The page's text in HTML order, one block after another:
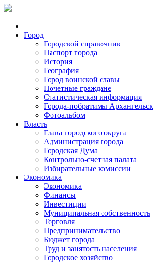
Город
Городской справочник
Паспорт города
История
География
Город воинской славы
Почетные граждане
Статистическая информация
Города-побратимы
Фотоальбом
Власть
Глава городского округа
Администрация города
Городская Дума
Контрольно-счетная палата
Избирательные комиссии
Экономика
Экономика
Финансы
Инвестиции
Муниципальная собственность
Торговля
Предпринимательство
Бюджет города
Труд и занятость населения
Городское хозяйство